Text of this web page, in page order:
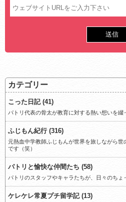
カテゴリー
こった日記 (41)
パトリ代表の骨太が教育に対する熱い想いを綴
ふじもん紀行 (316)
元熱血中学教師ふじもんが世界を旅しながら
です（笑）
パトリと愉快な仲間たち (58)
パトリのスタッフやキャラたちが、日々のちょ
ケレケレ常夏プチ留学記 (13)